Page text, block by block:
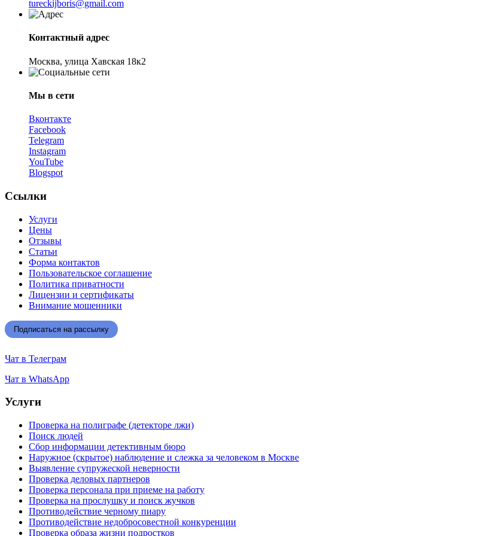
tureckijboris@gmail.com
Контактный адрес
Москва, улица Хавская 18к2
Мы в сети
Вконтакте
Facebook
Telegram
Instagram
YouTube
Blogspot
Ссылки
Услуги
Цены
Отзывы
Статьи
Форма контактов
Пользовательское соглашение
Политика приватности
Лицензии и сертификаты
Внимание мошенники
Подписаться на рассылку
Чат в Телеграм
Чат в WhatsApp
Услуги
Проверка на полиграфе (детекторе лжи)
Поиск людей
Сбор информации детективным бюро
Наружное (скрытое) наблюдение и слежка за человеком в Москве
Выявление супружеской неверности
Проверка деловых партнеров
Проверка персонала при приеме на работу
Проверка на прослушку и поиск жучков
Противодействие черному пиару
Противодействие недобросовестной конкуренции
Проверка образа жизни подростков